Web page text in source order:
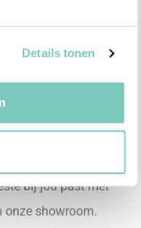
Details tonen
bij jou past met
onze showroom.